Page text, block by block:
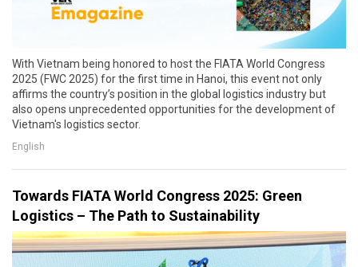
With Vietnam being honored to host the FIATA World Congress
2025 (FWC 2025) for the first time in Hanoi, this event not only
affirms the country’s position in the global logistics industry but
also opens unprecedented opportunities for the development of
Vietnam's logistics sector.
English
Towards FIATA World Congress 2025: Green
Logistics – The Path to Sustainability